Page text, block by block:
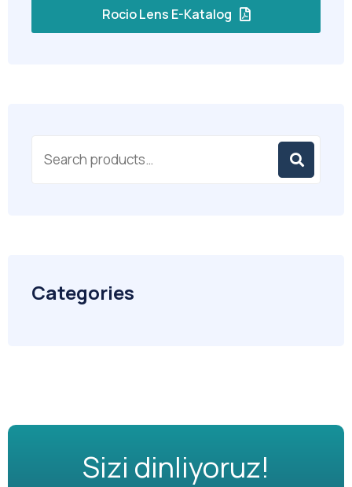
Rocio Lens E-Katalog
Categories
Sizi dinliyoruz!